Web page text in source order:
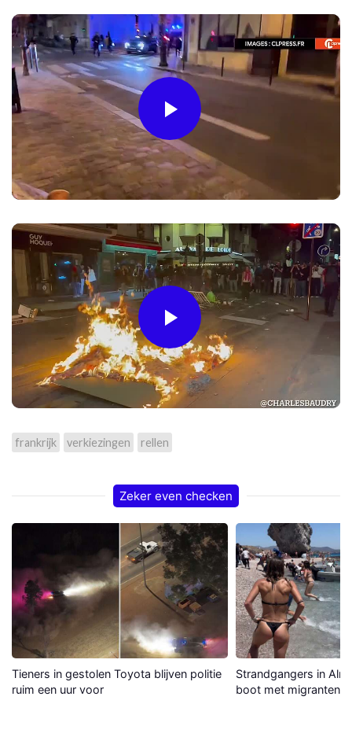
Play
Video
Play
Video
frankrijk verkiezingen rellen
Zeker even checken
Tieners in gestolen Toyota blijven politie
ruim een uur voor
Strandgangers in
boot met migranten